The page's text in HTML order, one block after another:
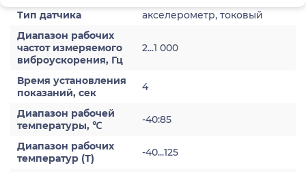
Тип датчика
акселерометр, токовый
Диапазон рабочих
частот измеряемого
виброускорения, Гц
2...1 000
Время установления
показаний, сек
4
Диапазон рабочей
температуры, ℃
-40:85
Диапазон рабочих
температур (Т)
-40...125